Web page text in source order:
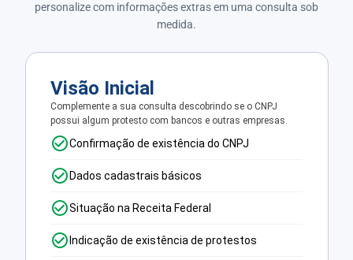
personalize com informações extras em uma consulta sob
medida.
Visão Inicial
Complemente a sua consulta descobrindo se o CNPJ
possui algum protesto com bancos e outras empresas.
Confirmação de existência do CNPJ
Dados cadastrais básicos
Situação na Receita Federal
Indicação de existência de protestos